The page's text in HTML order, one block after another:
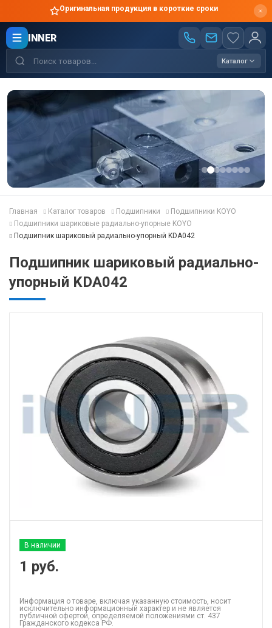
Оригинальная продукция в короткие сроки
INNER
Каталог
Главная Каталог товаров Подшипники
Подшипники KOYO
Подшипники шариковые радиально-упорные KOYO
Подшипник шариковый радиально-упорный KDA042
Подшипник шариковый радиально-
упорный KDA042
В наличии
1 руб.
Информация о товаре, включая указанную стоимость, носит
исключительно информационный характер и не является
публичной офертой, определяемой положениями ст. 437
Гражданского кодекса РФ.